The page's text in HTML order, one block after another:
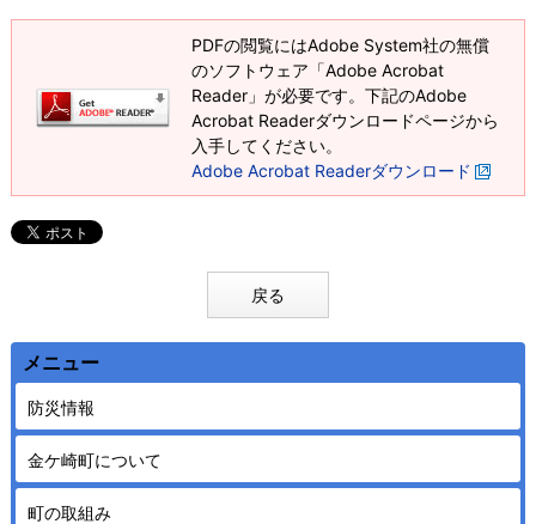
PDFの閲覧にはAdobe System社の無償
のソフトウェア「Adobe Acrobat
Reader」が必要です。下記のAdobe
Acrobat Readerダウンロードページから
入手してください。
Adobe Acrobat Readerダウンロード
戻る
メニュー
防災情報
金ケ崎町について
町の取組み